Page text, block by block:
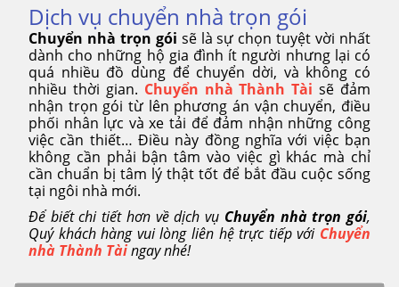
Dịch vụ chuyển nhà trọn gói
Chuyển nhà trọn gói sẽ là sự chọn tuyệt vời nhất
dành cho những hộ gia đình ít người nhưng lại có
quá nhiều đồ dùng để chuyển dời, và không có
nhiều thời gian. Chuyển nhà Thành Tài sẽ đảm
nhận trọn gói từ lên phương án vận chuyển, điều
phối nhân lực và xe tải để đảm nhận những công
việc cần thiết… Điều này đồng nghĩa với việc bạn
không cần phải bận tâm vào việc gì khác mà chỉ
cần chuẩn bị tâm lý thật tốt để bắt đầu cuộc sống
tại ngôi nhà mới.
Để biết chi tiết hơn về dịch vụ Chuyển nhà trọn gói,
Quý khách hàng vui lòng liên hệ trực tiếp với Chuyển
nhà Thành Tàingay nhé!